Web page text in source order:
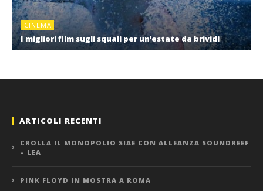
CINEMA
I migliori film sugli squali per un’estate da brividi
ARTICOLI RECENTI
CROLLA IL MONOPOLIO SIAE CON ALLEANZA SOUNDREEF
– LEA
PINK FLOYD IN MOSTRA A ROMA